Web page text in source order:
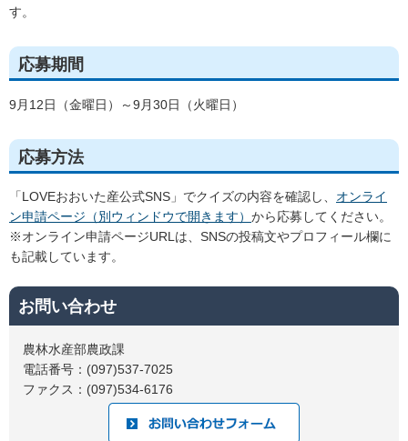
す。
応募期間
9月12日（金曜日）～9月30日（火曜日）
応募方法
「LOVEおおいた産公式SNS」でクイズの内容を確認し、 オンライ
ン申請ページ（別ウィンドウで開きます） から応募してください。
※オンライン申請ページURLは、SNSの投稿文やプロフィール欄に
も記載しています。
お問い合わせ
農林水産部農政課
電話番号：(097)537-7025
ファクス：(097)534-6176